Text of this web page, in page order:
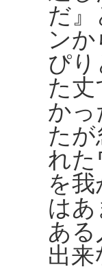
だ
ン
ぴ
た
かっ
た
れた
を
は
あ
出来